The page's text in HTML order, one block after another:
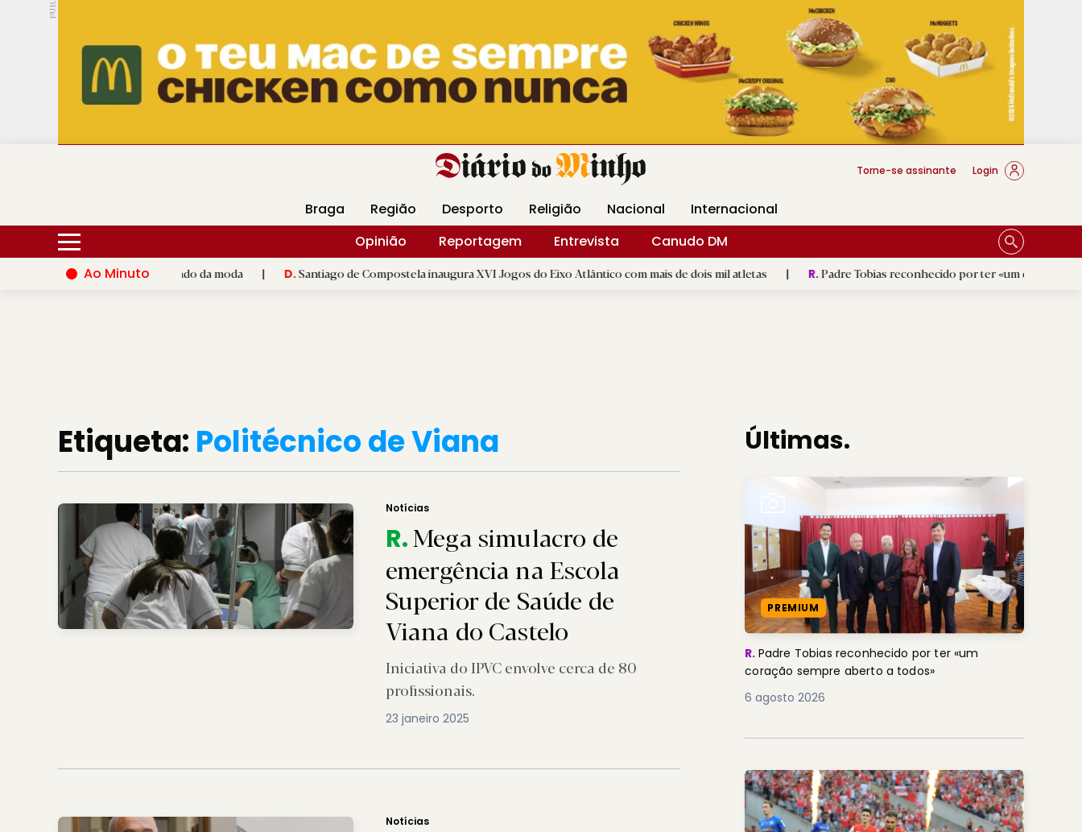
PUB.
Hoje 16ºC 25ºC DMtv Revista Minha Gráfica DM Livraria DM Arquidiocese Braga
Torne-se assinante Login
Braga Região Desporto Religião Nacional
Internacional
Opinião
Reportagem Entrevista
Canudo DM
Ao Minuto
e à inovação do mundo da moda | D.Santiago de Compostela inaugura XVI Jogos do Eixo Atlântico com mais de dois mil atletas | R.Padre Tobias reconhecido por ter «um coração sempre aberto
Etiqueta: Politécnico de Viana
Notícias
R.Mega simulacro de
emergência na Escola
Superior de Saúde de
Viana do Castelo
Iniciativa do IPVC envolve cerca de 80
profissionais.
23 janeiro 2025
Notícias
Últimas.
PREMIUM
R. Padre Tobias reconhecido por ter «um
coração sempre aberto a todos»
6 agosto 2026